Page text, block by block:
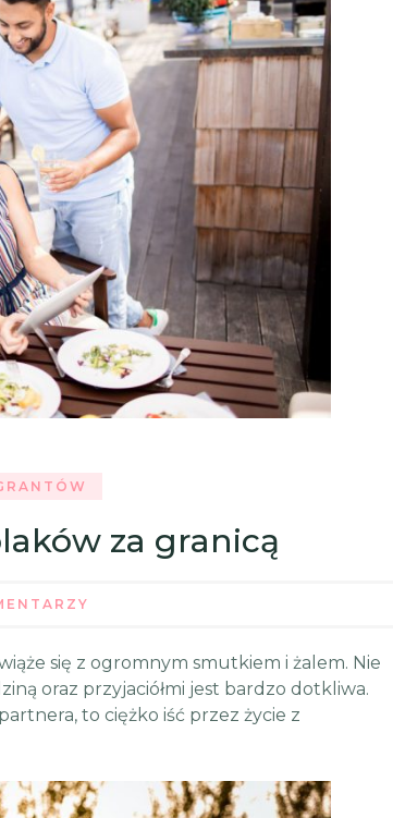
za granicą
się z ogromnym smutkiem i żalem. Nie
oraz przyjaciółmi jest bardzo dotkliwa.
to ciężko iść przez życie z